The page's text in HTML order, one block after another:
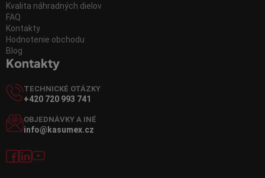
Kvalita náhradných dielov
FAQ
Kontakty
Hodnotenie obchodu
Blog
Kontakty
TECHNICKÉ OTÁZKY
+420 720 993 741
OBJEDNÁVKY A INÉ
info@kasumex.cz